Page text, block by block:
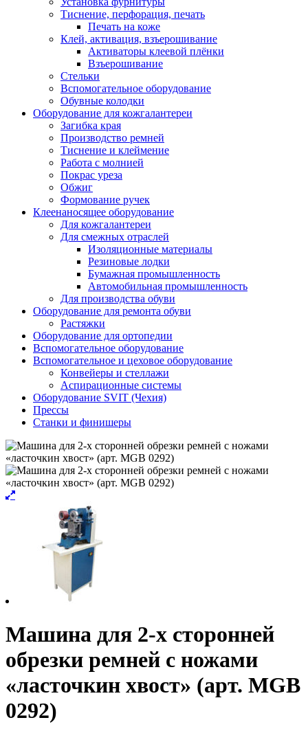
Тиснение, перфорация, печать
Печать на коже
Клей, активация, взъерошивание
Активаторы клеевой плёнки
Взъерошивание
Стельки
Вспомогательное оборудование
Обувные колодки
Оборудование для кожгалантереи
Загибка края
Производство ремней
Тиснение и клеймение
Работа с молнией
Покрас уреза
Обжиг
Формование ручек
Клеенаносящее оборудование
Для кожгалантереи
Для смежных отраслей
Изоляционные материалы
Резиновые лодки
Бумажная промышленность
Автомобильная промышленность
Для производства обуви
Оборудование для ремонта обуви
Растяжки
Оборудование для ортопедии
Вспомогательное оборудование
Вспомогательное и цеховое оборудование
Конвейеры и стеллажи
Аспирационные системы
Оборудование SVIT (Чехия)
Прессы
Станки и финишеры
Машина для 2-х сторонней
обрезки ремней с ножами
«ласточкин хвост» (арт. MGB
0292)